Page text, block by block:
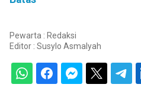
Pewarta : Redaksi
Editor : Susylo Asmalyah